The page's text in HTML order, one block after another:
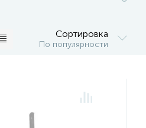
Сортировка
По популярности